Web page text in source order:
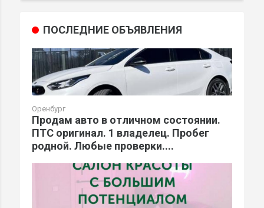
ПОСЛЕДНИЕ ОБЪЯВЛЕНИЯ
Оренбург
Продам авто в отличном состоянии.
ПТС оригинал. 1 владелец. Пробег
родной. Любые проверки....